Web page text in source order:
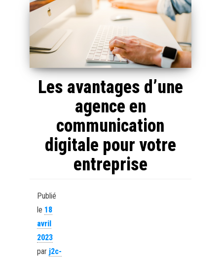
Les avantages d’une
agence en
communication
digitale pour votre
entreprise
Publié
le 18
avril
2023
par j2c-